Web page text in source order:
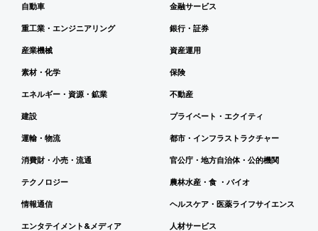
自動車
重工業・エンジニアリング
産業機械
素材・化学
エネルギー・資源・鉱業
建設
運輸・物流
消費財・小売・流通
テクノロジー
情報通信
エンタテイメント&メディア
金融サービス
銀行・証券
資産運用
保険
不動産
プライベート・エクイティ
都市・インフラストラクチャー
官公庁・地方自治体・公的機関
農林水産・食 ・バイオ
ヘルスケア・医薬ライフサイエンス
人材サービス